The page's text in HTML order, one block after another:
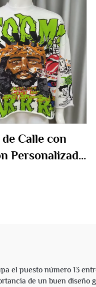
Calle con
Personalizada
el puesto número 13
de un buen diseño